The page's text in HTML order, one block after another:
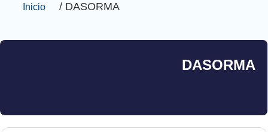
Inicio / DASORMA
DASORMA